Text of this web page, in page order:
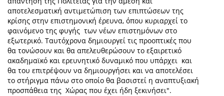
αποτελεσματική αντιμετώπιση των επιπτώσεων της
κρίσης στην επιστημονική έρευνα, όπου κυριαρχεί το
φαινόμενο της φυγής των νέων επιστημόνων στο
εξωτερικό. Ταυτόχρονα δημιουργεί τις προοπτικές που
θα τονώσουν και θα απελευθερώσουν το εξαιρετικό
ακαδημαϊκό και ερευνητικό δυναμικό που υπάρχει και
θα του επιτρέψουν να δημιουργήσει και να αποτελέσει
το στήριγμα πάνω στο οποίο θα βασιστεί η αναπτυξιακή
προσπάθεια της Χώρας που έχει ήδη ξεκινήσει".